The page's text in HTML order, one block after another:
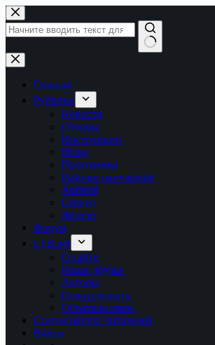
Перейти
к
сути
Ничего
не
найденоГлавная
Рубрики
Новости
Обзоры
Инструкции
Игры
Программы
Рабочее окружение
Android
Сервер
Железо
Форум
LTB.net
О сайте
Наши друзья
Авторы
Пожертвовать
Обратная связь
Статьи наших читателей
Войти